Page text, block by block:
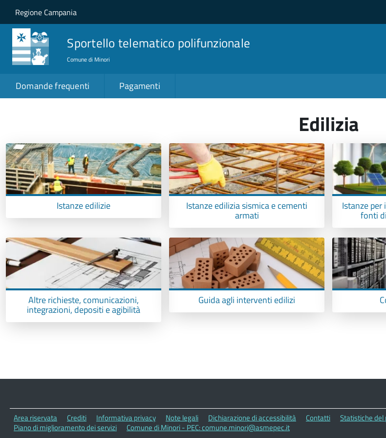
Salta al contenuto principale
Skip to site navigation
Regione Campania
Sportello telematico polifunzionale
Comune di Minori
Domande frequenti Pagamenti
Edilizia
Istanze edilizie Istanze edilizia sismica e cementi
armati
Istanze
fonti
Altre richieste, comunicazioni,
integrazioni, depositi e agibilità
Guida agli interventi edilizi
Area riservata Crediti Informativa privacy Note legali Dichiarazione di accessibilità Contatti Statistiche del
Piano di miglioramento dei servizi
Comune di Minori - PEC: comune.minori@asmepec.it